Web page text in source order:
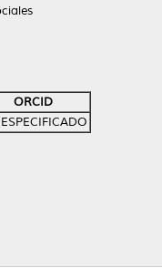
ORCID